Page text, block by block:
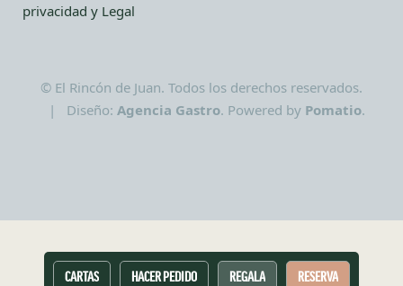
CARTAS HACER PEDIDO REGALA RESERVA
privacidad y Legal
© El Rincón de Juan. Todos los derechos reservados.
| Diseño: Agencia Gastro. Powered by Pomatio.